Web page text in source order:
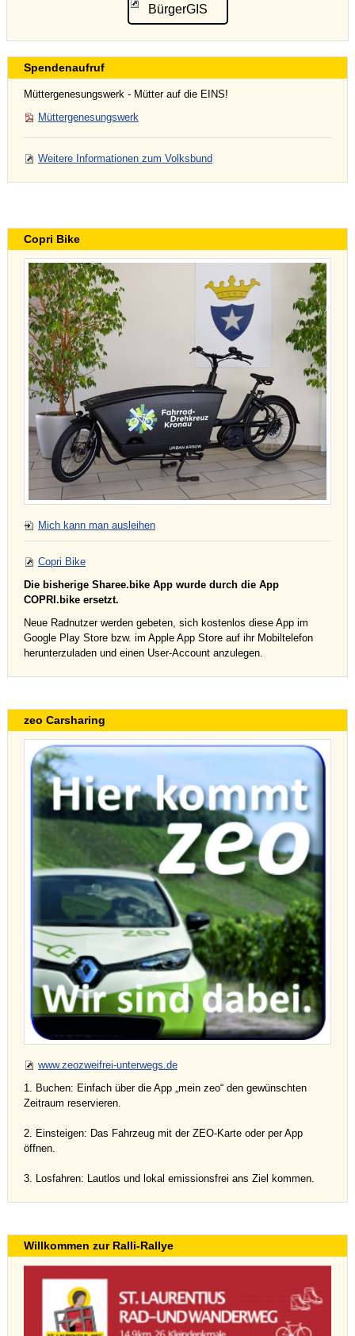
BürgerGIS
Spendenaufruf
Müttergenesungswerk - Mütter auf die EINS!
Müttergenesungswerk
Weitere Informationen zum Volksbund
Copri Bike
Mich kann man ausleihen
Copri Bike
Die bisherige Sharee.bike App wurde durch die App
COPRI.bike ersetzt.
Neue Radnutzer werden gebeten, sich kostenlos diese App im
Google Play Store bzw. im Apple App Store auf ihr Mobiltelefon
herunterzuladen und einen User-Account anzulegen.
zeo Carsharing
www.zeozweifrei-unterwegs.de
1. Buchen: Einfach über die App „mein zeo“ den gewünschten
Zeitraum reservieren.
2. Einsteigen: Das Fahrzeug mit der ZEO-Karte oder per App
öffnen.
3. Losfahren: Lautlos und lokal emissionsfrei ans Ziel kommen.
Willkommen zur Ralli-Rallye